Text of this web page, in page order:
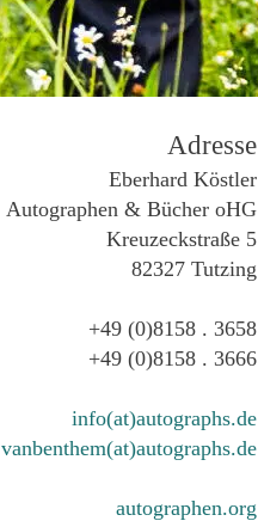
Adresse
Eberhard Köstler
Autographen & Bücher oHG
Kreuzeckstraße 5
82327 Tutzing
+49 (0)8158 . 3658
+49 (0)8158 . 3666
info(at)autographs.de
vanbenthem(at)autographs.de
autographen.org